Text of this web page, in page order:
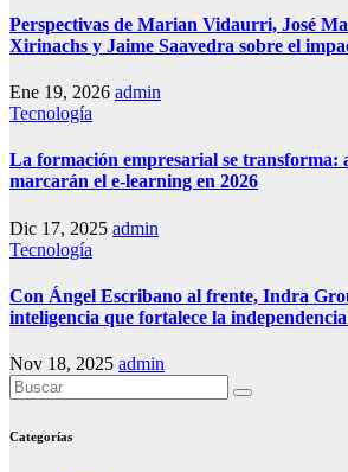
Perspectivas de Marian Vidaurri, José
Xirinachs y Jaime Saavedra sobre el
Ene 19, 2026 admin
Tecnología
La formación empresarial se transforma:
marcarán el e-learning en 2026
Dic 17, 2025 admin
Tecnología
Con Ángel Escribano al frente, Indra
inteligencia que fortalece la
Nov 18, 2025 admin
Categorías